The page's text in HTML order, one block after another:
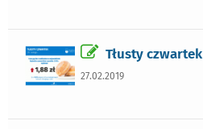
Tłusty czwartek
27.02.2019